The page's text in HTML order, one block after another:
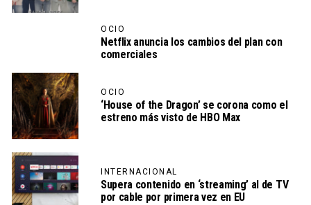
OCIO
Netflix anuncia los cambios del plan con
comerciales
OCIO
‘House of the Dragon’ se corona como el
estreno más visto de HBO Max
INTERNACIONAL
Supera contenido en ‘streaming’ al de TV
por cable por primera vez en EU